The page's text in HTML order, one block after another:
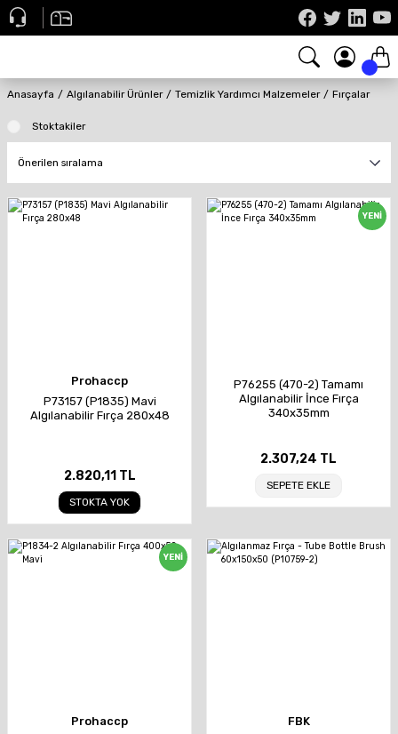
Anasayfa Algılanabilir Ürünler Temizlik Yardımcı Malzemeler Fırçalar
Stoktakiler
Prohaccp
P73157 (P1835) Mavi
Algılanabilir Fırça 280x48
2.820,11 TL
STOKTA YOK
P76255 (470-2) Tamamı
Algılanabilir İnce Fırça
340x35mm
2.307,24 TL
SEPETE EKLE
YENİ
Prohaccp
YENİ
FBK